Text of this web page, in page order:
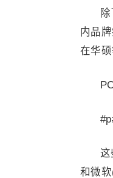
内品
在华
这
和微